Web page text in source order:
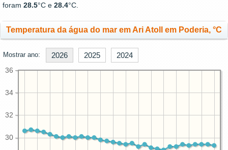
foram 28.5°C e 28.4°C.
Temperatura da água do mar em Ari Atoll em Poderia, °C
Mostrar ano: 2026 2025 2024
30
32
34
36